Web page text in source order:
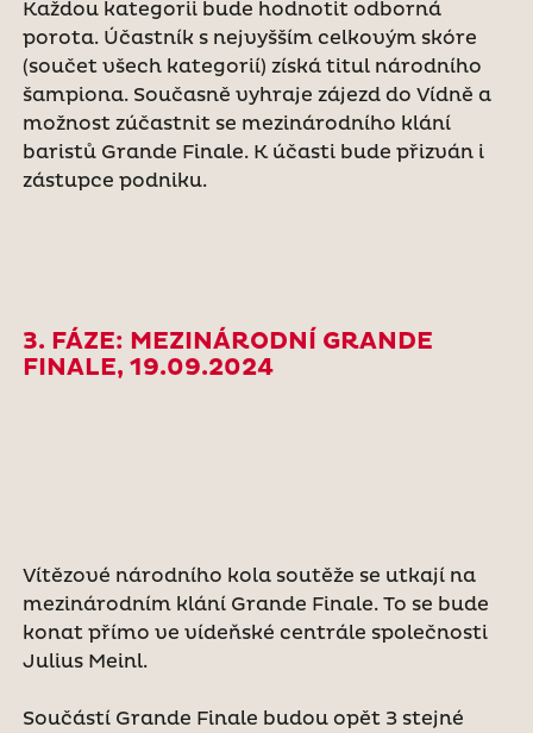
Každou kategorii bude hodnotit odborná
porota. Účastník s nejvyšším celkovým skóre
(součet všech kategorií) získá titul národního
šampiona. Současně vyhraje zájezd do Vídně a
možnost zúčastnit se mezinárodního klání
baristů Grande Finale. K účasti bude přizván i
zástupce podniku.
3. FÁZE: MEZINÁRODNÍ GRANDE
FINALE, 19.09.2024
Vítězové národního kola soutěže se utkají na
mezinárodním klání Grande Finale. To se bude
konat přímo ve vídeňské centrále společnosti
Julius Meinl.
Součástí Grande Finale budou opět 3 stejné